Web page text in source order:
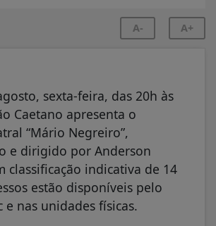
A- A+
sexta-feira, das 20h às
Caetano apresenta o
“Mário Negreiro”,
e dirigido por Anderson
classificação indicativa de 14
estão disponíveis pelo
e nas unidades físicas.